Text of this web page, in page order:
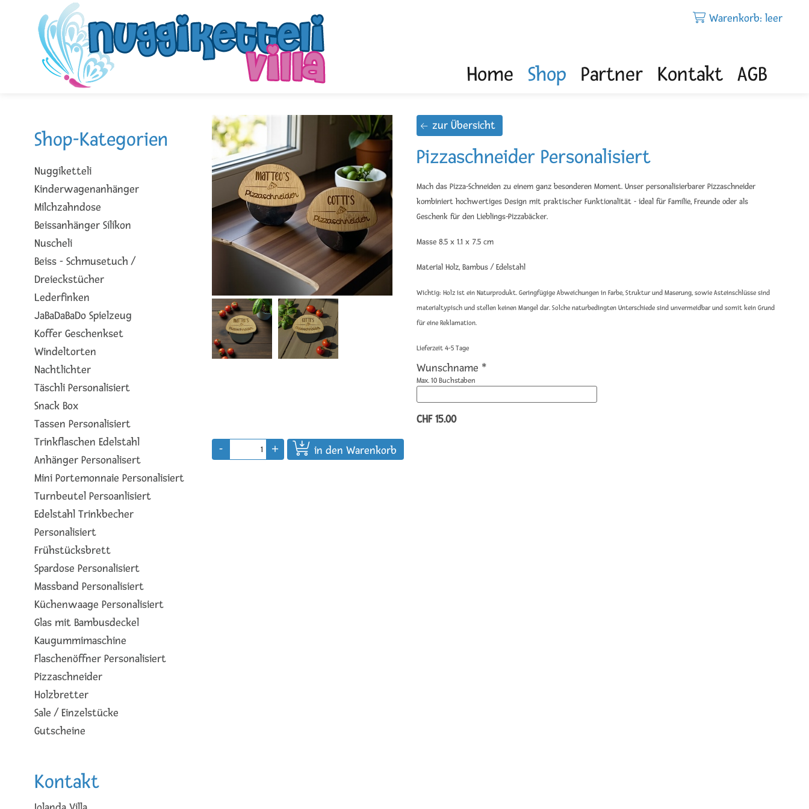
Home Shop Partner Kontakt AGB
Warenkorb: leer
Shop-Kategorien
Nuggiketteli
Kinderwagenanhänger
Milchzahndose
Beissanhänger Silikon
Nuscheli
Beiss - Schmusetuch /
Dreieckstücher
Lederfinken
JaBaDaBaDo Spielzeug
Koffer Geschenkset
Windeltorten
Nachtlichter
Täschli Personalisiert
Snack Box
Tassen Personalisiert
Trinkflaschen Edelstahl
Anhänger Personalisert
Mini Portemonnaie Personalisiert
Turnbeutel Persoanlisiert
Edelstahl Trinkbecher
Personalisiert
Frühstücksbrett
Spardose Personalisiert
Massband Personalisiert
Küchenwaage Personalisiert
Glas mit Bambusdeckel
Kaugummimaschine
Flaschenöffner Personalisiert
Pizzaschneider
Holzbretter
Sale / Einzelstücke
Gutscheine
Kontakt
zur Übersicht
Pizzaschneider Personalisiert
Mach das Pizza-Schneiden zu einem ganz besonderen Moment. Unser personalisierbarer Pizzaschneider
kombiniert hochwertiges Design mit praktischer Funktionalität - ideal für Familie, Freunde oder als
Geschenk für den Lieblings-Pizzabäcker.
Masse 8.5 x 1.1 x 7.5 cm
Material Holz, Bambus / Edelstahl
Wichtig: Holz ist ein Naturprodukt. Geringfügige Abweichungen in Farbe, Struktur und Maserung, sowie Asteinschlüsse sind
materialtypisch und stellen keinen Mangel dar. Solche naturbedingten Unterschiede sind unvermeidbar und somit kein Grund
für eine Reklamation.
Lieferzeit 4-5 Tage
Wunschname *
Max. 10 Buchstaben
CHF 15.00
in den Warenkorb